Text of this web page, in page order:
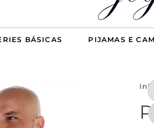
BÁSICAS PIJAMAS E